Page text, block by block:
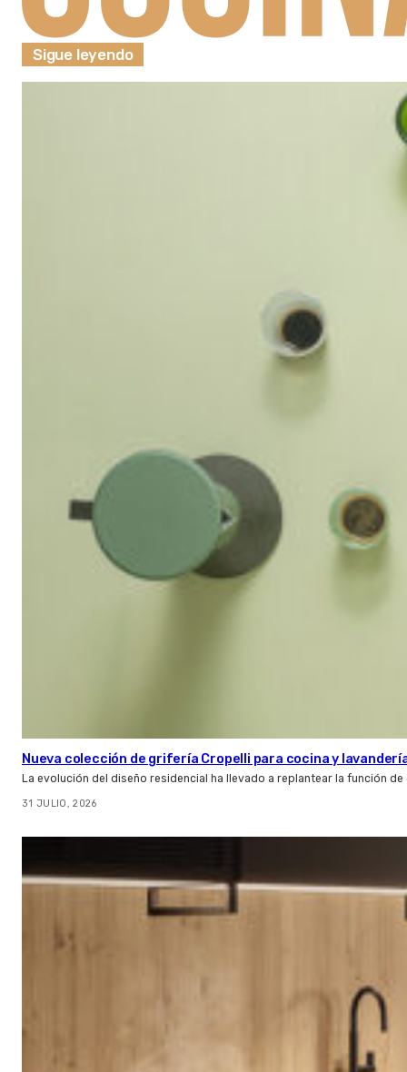
Sigue leyendo
Nueva colección de grifería Cropelli para cocina y
La evolución del diseño residencial ha llevado a replantear la función
31 JULIO, 2026